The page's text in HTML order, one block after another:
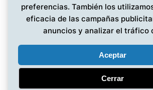
EMPRESA
Conócenos
Política de Privacidad
preferencias. También los
eficacia de las campañas
anuncios y analizar el tráfico
Aceptar
Cerrar